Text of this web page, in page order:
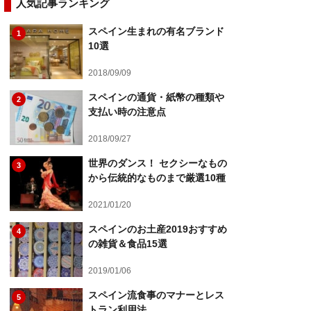
人気記事ランキング
1
スペイン生まれの有名ブランド
10選
2018/09/09
2
スペインの通貨・紙幣の種類や
支払い時の注意点
2018/09/27
3
世界のダンス！ セクシーなもの
から伝統的なものまで厳選10種
2021/01/20
4
スペインのお土産2019おすすめ
の雑貨＆食品15選
2019/01/06
5
スペイン流食事のマナーとレス